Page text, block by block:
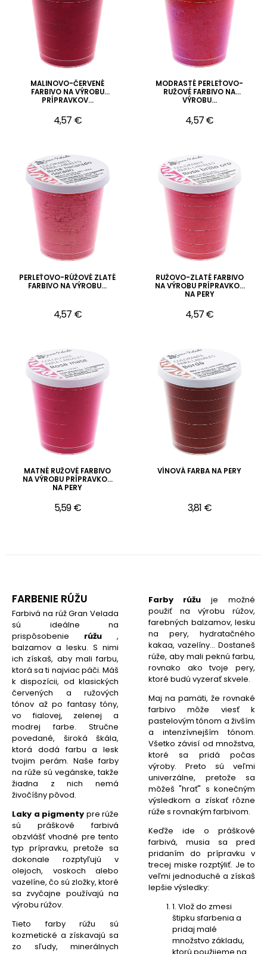
MALINOVO-ČERVENÉ
FARBIVO NA VÝROBU
PRÍPRAVKOV...
4,57 €
MODRASTÉ PERLEŤOVO-
RUŽOVÉ FARBIVO NA
VÝROBU...
4,57 €
PERLEŤOVO-RÚŽOVÉ ZLATÉ
FARBIVO NA VÝROBU...
4,57 €
RUŽOVO-ZLATÉ FARBIVO
NA VÝROBU PRÍPRAVKOV
NA PERY
4,57 €
MATNÉ RUŽOVÉ FARBIVO
NA VÝROBU PRÍPRAVKOV
NA PERY
5,59 €
VÍNOVÁ FARBA NA PERY
3,81 €
FARBENIE RÚŽU
Farbivá na rúž Gran Velada
sú ideálne na
prispôsobenie rúžu ,
balzamov a lesku. S nimi
ich získaš, aby mali farbu,
ktorá sa ti najviac páči. Máš
k dispozícii, od klasických
červených a ružových
tónov až po fantasy tóny,
vo fialovej, zelenej a
modrej farbe. Stručne
povedané, široká škála,
ktorá dodá farbu a lesk
tvojim perám. Naše farby
na rúže sú vegánske, takže
žiadna z nich nemá
živočíšny pôvod.
Laky a pigmenty pre rúže
sú práškové farbivá
obzvlášť vhodné pre tento
typ prípravku, pretože sa
dokonale rozptyľujú v
olejoch, voskoch alebo
vazelíne, čo sú zložky, ktoré
sa zvyčajne používajú na
výrobu rúžov.
Tieto farby rúžu sú
kozmetické a získavajú sa
zo sľudy, minerálnych
Farby rúžu je možné
použiť na výrobu rúžov,
farebných balzamov, lesku
na pery, hydratačného
kakaa, vazelíny... Dostaneš
rúže, aby mali peknú farbu,
rovnako ako tvoje pery,
ktoré budú vyzerať skvele.
Maj na pamäti, že rovnaké
farbivo môže viesť k
pastelovým tónom a živším
a intenzívnejším tónom.
Všetko závisí od množstva,
ktoré sa pridá počas
výroby. Preto sú veľmi
univerzálne, pretože sa
môžeš "hrať" s konečným
výsledkom a získať rôzne
rúže s rovnakým farbivom.
Keďže ide o práškové
farbivá, musia sa pred
pridaním do prípravku v
trecej miske rozptýliť. Je to
veľmi jednoduché a získaš
lepšie výsledky:
1. Vlož do zmesi
štipku sfarbenia a
pridaj malé
množstvo základu,
ktorú použijeme na